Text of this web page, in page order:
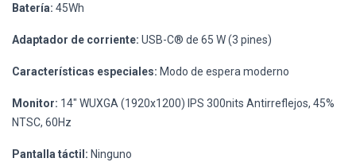
Batería: 45Wh
Adaptador de corriente: USB-C® de 65 W (3 pines)
Características especiales: Modo de espera moderno
Monitor: 14" WUXGA (1920x1200) IPS 300nits Antirreflejos, 45%
NTSC, 60Hz
Pantalla táctil: Ninguno